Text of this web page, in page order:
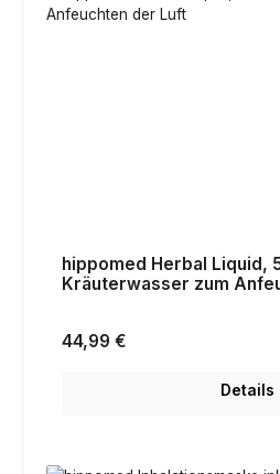
hippomed Herbal Liquid,
Kräuterwasser zum
Regulärer Preis:
44,99 €
Details